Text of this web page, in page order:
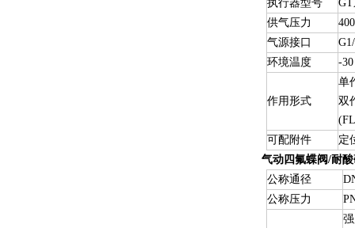
执行器型号
供气压力
气源接口
环境温度
-
作用形式
单
双
可配附件
定
气动四氟蝶阀/耐
公称通径
公称压力